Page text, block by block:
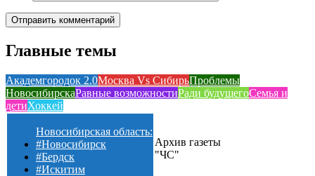
Главные темы
Академгородок 2.0Москва Vs СибирьПроблемы
НовосибирскаРавные возможностиРади будущегоСемья и
детиХоккей
Новосибирская область:
#Новосибирск
#Бердск
#Искитим
Архив газеты
"ЧС"